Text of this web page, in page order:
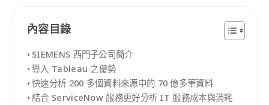
內容目錄
SIEMENS 西門子公司簡介
導入 Tableau 之優勢
快速分析 200 多個資料來源中的 70 億多筆資料
結合 ServiceNow 服務更好分析 IT 服務成本與消耗